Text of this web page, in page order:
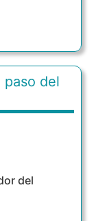
paso del
del